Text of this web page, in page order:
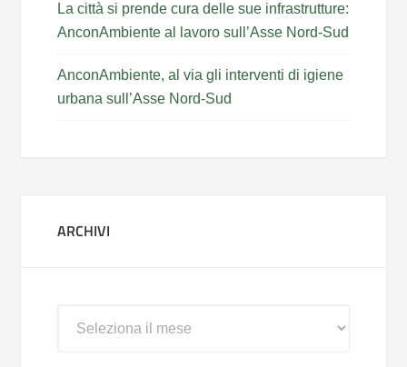
La città si prende cura delle sue infrastrutture:
AnconAmbiente al lavoro sull’Asse Nord-Sud
AnconAmbiente, al via gli interventi di igiene
urbana sull’Asse Nord-Sud
ARCHIVI